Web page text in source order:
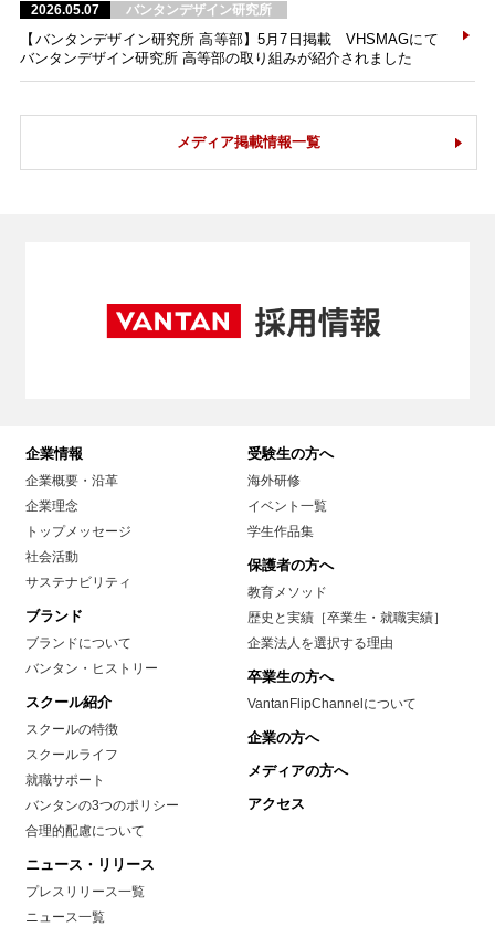
2026.05.07 バンタンデザイン研究所
【バンタンデザイン研究所 高等部】5月7日掲載 VHSMAGにて
バンタンデザイン研究所 高等部の取り組みが紹介されました
メディア掲載情報一覧
企業情報
企業概要・沿革
企業理念
トップメッセージ
社会活動
サステナビリティ
ブランド
ブランドについて
バンタン・ヒストリー
スクール紹介
スクールの特徴
スクールライフ
就職サポート
バンタンの3つのポリシー
合理的配慮について
ニュース・リリース
プレスリリース一覧
ニュース一覧
受験生の方へ
海外研修
イベント一覧
学生作品集
保護者の方へ
教育メソッド
歴史と実績［卒業生・就職実績］
企業法人を選択する理由
卒業生の方へ
VantanFlipChannelについて
企業の方へ
メディアの方へ
アクセス